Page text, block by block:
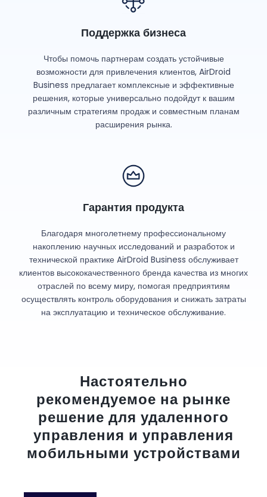
Поддержка бизнеса
Чтобы помочь партнерам создать устойчивые
возможности для привлечения клиентов, AirDroid
Business предлагает комплексные и эффективные
решения, которые универсально подойдут к вашим
различным стратегиям продаж и совместным планам
расширения рынка.
Гарантия продукта
Благодаря многолетнему профессиональному
накоплению научных исследований и разработок и
технической практике AirDroid Business обслуживает
клиентов высококачественного бренда качества из многих
отраслей по всему миру, помогая предприятиям
осуществлять контроль оборудования и снижать затраты
на эксплуатацию и техническое обслуживание.
Настоятельно
рекомендуемое на рынке
решение для удаленного
управления и управления
мобильными устройствами